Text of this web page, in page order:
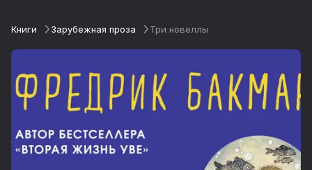
Книги Зарубежная проза Три новеллы